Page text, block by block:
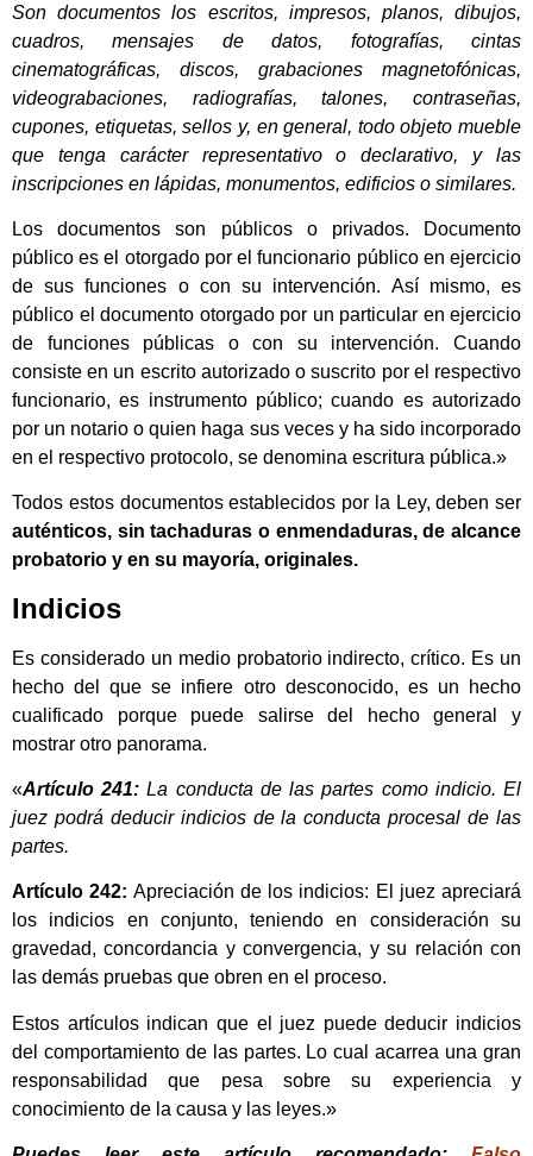
Son documentos los escritos, impresos, planos, dibujos,
cuadros, mensajes de datos, fotografías, cintas
cinematográficas, discos, grabaciones magnetofónicas,
videograbaciones, radiografías, talones, contraseñas,
cupones, etiquetas, sellos y, en general, todo objeto mueble
que tenga carácter representativo o declarativo, y las
inscripciones en lápidas, monumentos, edificios o similares.
Los documentos son públicos o privados. Documento
público es el otorgado por el funcionario público en ejercicio
de sus funciones o con su intervención. Así mismo, es
público el documento otorgado por un particular en ejercicio
de funciones públicas o con su intervención. Cuando
consiste en un escrito autorizado o suscrito por el respectivo
funcionario, es instrumento público; cuando es autorizado
por un notario o quien haga sus veces y ha sido incorporado
en el respectivo protocolo, se denomina escritura pública.»
Todos estos documentos establecidos por la Ley, deben ser
auténticos, sin tachaduras o enmendaduras, de alcance
probatorio y en su mayoría, originales.
Indicios
Es considerado un medio probatorio indirecto, crítico. Es un
hecho del que se infiere otro desconocido, es un hecho
cualificado porque puede salirse del hecho general y
mostrar otro panorama.
«Artículo 241: La conducta de las partes como indicio. El
juez podrá deducir indicios de la conducta procesal de las
partes.
Artículo 242: Apreciación de los indicios: El juez apreciará
los indicios en conjunto, teniendo en consideración su
gravedad, concordancia y convergencia, y su relación con
las demás pruebas que obren en el proceso.
Estos artículos indican que el juez puede deducir indicios
del comportamiento de las partes. Lo cual acarrea una gran
responsabilidad que pesa sobre su experiencia y
conocimiento de la causa y las leyes.»